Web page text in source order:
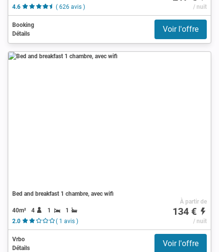
4.6
( 626 avis ) / nuit
Booking
Détails
Voir l'offre
Bed and breakfast 1 chambre, avec wifi
40m² 4 1
1
2.0
( 1 avis )
À partir de
134 €
/ nuit
Vrbo
Détails
Voir l'offre